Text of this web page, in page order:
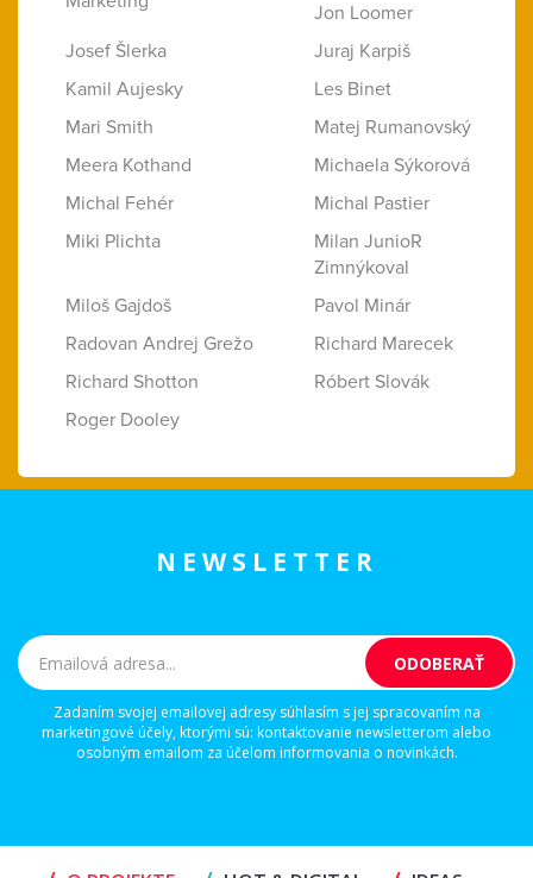
Jon Loomer
Josef Šlerka
Juraj Karpiš
Kamil Aujesky
Les Binet
Mari Smith
Matej Rumanovský
Meera Kothand
Michaela Sýkorová
Michal Fehér
Michal Pastier
Miki Plichta
Milan JunioR
Zimnýkoval
Miloš Gajdoš
Pavol Minár
Radovan Andrej Grežo
Richard Marecek
Richard Shotton
Róbert Slovák
Roger Dooley
NEWSLETTER
Zadaním svojej emailovej adresy súhlasím s jej spracovaním na
marketingové účely, ktorými sú: kontaktovanie newsletterom alebo
osobným emailom za účelom informovania o novinkách.